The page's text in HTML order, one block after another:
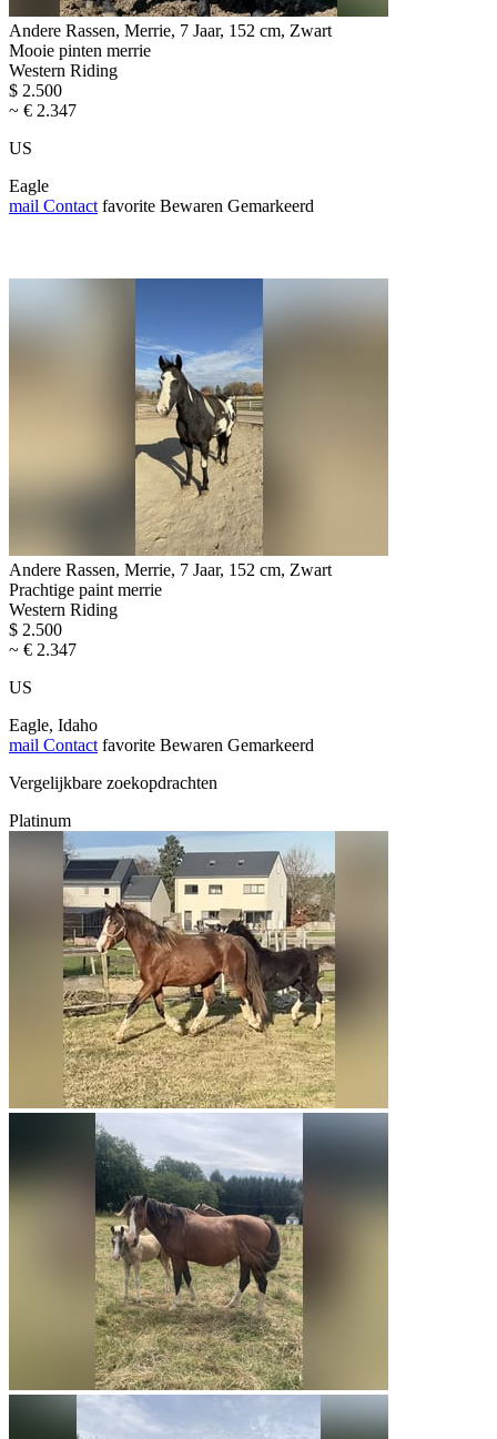
Andere Rassen, Merrie, 7 Jaar, 152 cm, Zwart
Mooie pinten merrie
Western Riding
$ 2.500
~ € 2.347
US
Eagle
mail Contact favorite Bewaren Gemarkeerd
Andere Rassen, Merrie, 7 Jaar, 152 cm, Zwart
Prachtige paint merrie
Western Riding
$ 2.500
~ € 2.347
US
Eagle, Idaho
mail Contact favorite Bewaren Gemarkeerd
Vergelijkbare zoekopdrachten
Platinum